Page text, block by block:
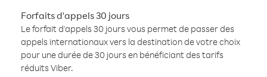
Forfaits d'appels 30 jours
Le forfait d'appels 30 jours vous permet de passer des
appels internationaux vers la destination de votre choix
pour une durée de 30 jours en bénéficiant des tarifs
réduits Viber.